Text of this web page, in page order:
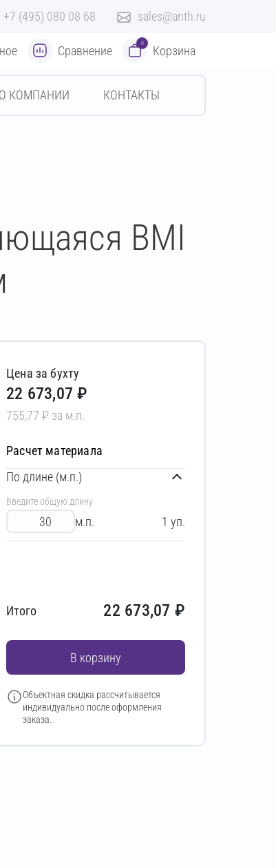
+7 (495) 080 08 68 sales@anth.ru
Сравнение
0
Корзина
О КОМПАНИИ КОНТАКТЫ
BMI
Цена за бухту
22 673,07 ₽
755,77 ₽ за м.п.
Расчет материала
По длине (м.п.)
Введите общую длину
м.п. 1 уп.
Итого 22 673,07 ₽
В корзину
Объектная скидка рассчитывается
индивидуально после оформления
заказа.